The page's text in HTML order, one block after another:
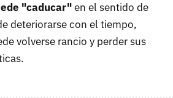
"caducar"en el sentido de
deteriorarse con el tiempo,
volverse rancio y perder sus